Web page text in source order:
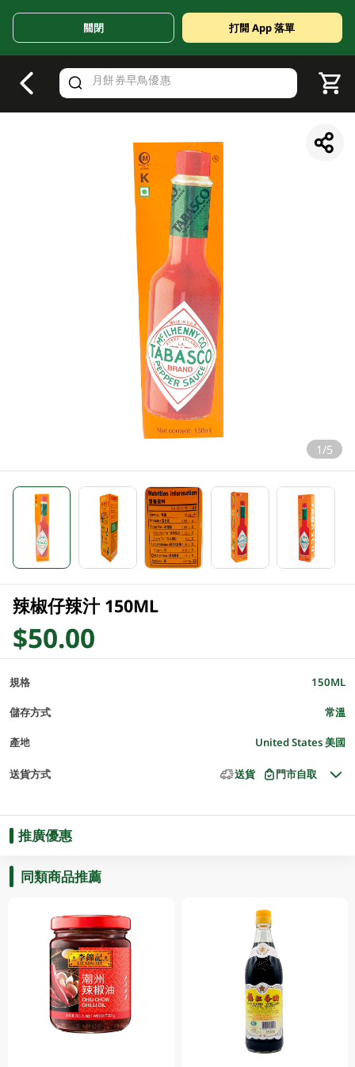
Valid Until 30 June 2026
關閉 打開 App 落單
1/5
辣椒仔辣汁 150ML
$50.00
規格 150ML
儲存方式 常溫
產地 United States 美國
送貨方式 送貨 門市自取
推廣優惠
同類商品推薦